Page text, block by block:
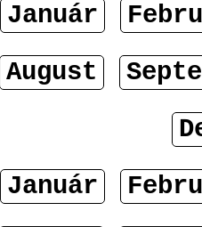
Január
August
Január